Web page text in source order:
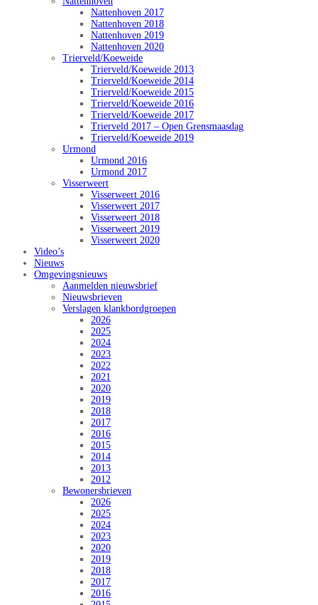
Nattenhoven 2017
Nattenhoven 2018
Nattenhoven 2019
Nattenhoven 2020
Trierveld/Koeweide
Trierveld/Koeweide 2013
Trierveld/Koeweide 2014
Trierveld/Koeweide 2015
Trierveld/Koeweide 2016
Trierveld/Koeweide 2017
Trierveld 2017 – Open Grensmaasdag
Trierveld/Koeweide 2019
Urmond
Urmond 2016
Urmond 2017
Visserweert
Visserweert 2016
Visserweert 2017
Visserweert 2018
Visserweert 2019
Visserweert 2020
Video’s
Nieuws
Omgevingsnieuws
Aanmelden nieuwsbrief
Nieuwsbrieven
Verslagen klankbordgroepen
2026
2025
2024
2023
2022
2021
2020
2019
2018
2017
2016
2015
2014
2013
2012
Bewonersbrieven
2026
2025
2024
2023
2020
2019
2018
2017
2016